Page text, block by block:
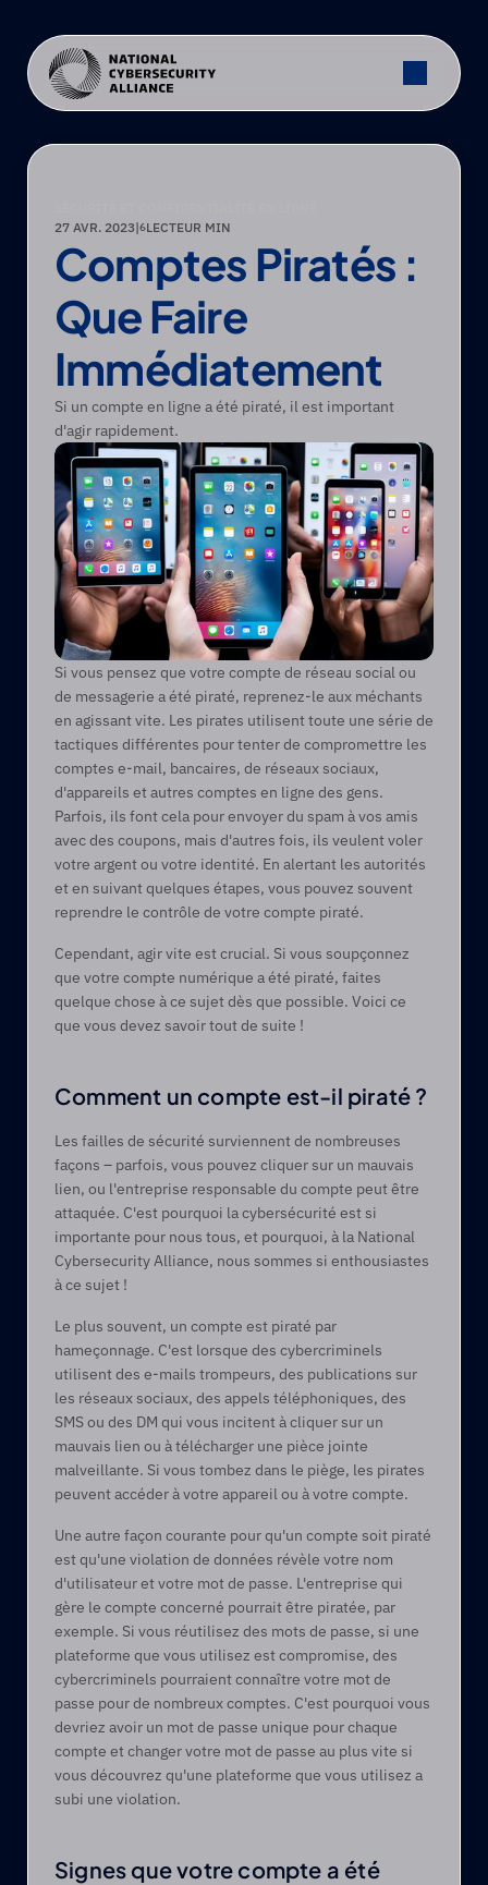
27 AVR. 2023|6LECTEUR MIN
Comptes Piratés :
Que Faire
Immédiatement
Si un compte en ligne a été piraté, il est important
d'agir rapidement.
Si vous pensez que votre compte de réseau social ou
de messagerie a été piraté, reprenez-le aux méchants
en agissant vite. Les pirates utilisent toute une série de
tactiques différentes pour tenter de compromettre les
comptes e-mail, bancaires, de réseaux sociaux,
d'appareils et autres comptes en ligne des gens.
Parfois, ils font cela pour envoyer du spam à vos amis
avec des coupons, mais d'autres fois, ils veulent voler
votre argent ou votre identité. En alertant les autorités
et en suivant quelques étapes, vous pouvez souvent
reprendre le contrôle de votre compte piraté.
Cependant, agir vite est crucial. Si vous soupçonnez
que votre compte numérique a été piraté, faites
quelque chose à ce sujet dès que possible. Voici ce
que vous devez savoir tout de suite !
Comment un compte est-il piraté ?
Les failles de sécurité surviennent de nombreuses
façons – parfois, vous pouvez cliquer sur un mauvais
lien, ou l'entreprise responsable du compte peut être
attaquée. C'est pourquoi la cybersécurité est si
importante pour nous tous, et pourquoi, à la National
Cybersecurity Alliance, nous sommes si enthousiastes
à ce sujet !
Le plus souvent, un compte est piraté par
hameçonnage. C'est lorsque des cybercriminels
utilisent des e-mails trompeurs, des publications sur
les réseaux sociaux, des appels téléphoniques, des
SMS ou des DM qui vous incitent à cliquer sur un
mauvais lien ou à télécharger une pièce jointe
malveillante. Si vous tombez dans le piège, les pirates
peuvent accéder à votre appareil ou à votre compte.
Une autre façon courante pour qu'un compte soit piraté
est qu'une violation de données révèle votre nom
d'utilisateur et votre mot de passe. L'entreprise qui
gère le compte concerné pourrait être piratée, par
exemple. Si vous réutilisez des mots de passe, si une
plateforme que vous utilisez est compromise, des
cybercriminels pourraient connaître votre mot de
passe pour de nombreux comptes. C'est pourquoi vous
devriez avoir un mot de passe unique pour chaque
compte et changer votre mot de passe au plus vite si
vous découvrez qu'une plateforme que vous utilisez a
subi une violation.
Signes que votre compte a été